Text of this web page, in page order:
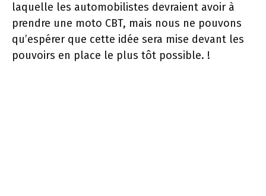
laquelle les automobilistes devraient avoir à
prendre une moto CBT, mais nous ne pouvons
qu’espérer que cette idée sera mise devant les
pouvoirs en place le plus tôt possible. !